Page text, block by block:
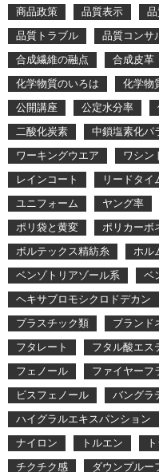
商品政策
品質表示
品質トラブル
品質コンサ
合成繊維の融点
合成皮革
化学物質のいろは
化学物
公開講座
公定水分率
二酸化炭素
中鎖塩素化パ
ワーキングウエア
ワシン
レインコート
リードタイ
ユニフォーム
ヤング率
ポリ袋と黄変
ポリカーボ
ボルテックス精紡糸
ホル
ベンゾトリアゾール系
ベ
ヘキサブロモシクロドデカン
プラスチック類
ブランド
フタレート
フタル酸エス
フェノール
ファイヤーフ
ビスフェノール
バングラ
ハイグラルエキスパンション
ナイロン
トルエン
チクチク感
ダウンプルー